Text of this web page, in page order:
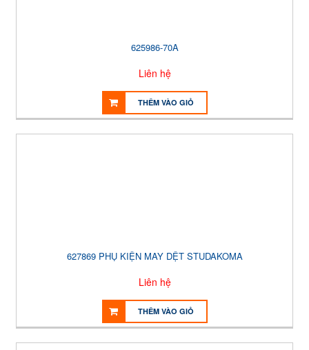
625986-70A
Liên hệ
THÊM VÀO GIỎ
627869 PHỤ KIỆN MAY DỆT STUDAKOMA
Liên hệ
THÊM VÀO GIỎ